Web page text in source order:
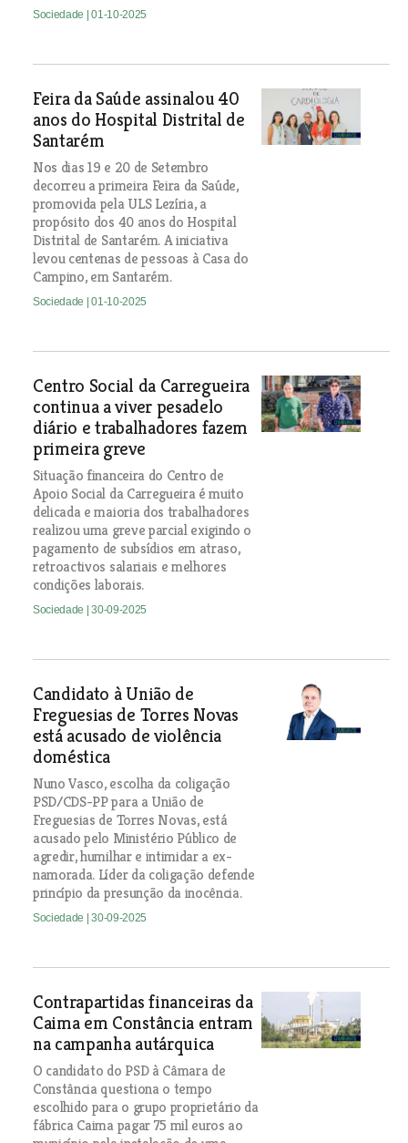
Sociedade | 01-10-2025
Feira da Saúde assinalou 40
anos do Hospital Distrital de
Santarém
Nos dias 19 e 20 de Setembro
decorreu a primeira Feira da Saúde,
promovida pela ULS Lezíria, a
propósito dos 40 anos do Hospital
Distrital de Santarém. A iniciativa
levou centenas de pessoas à Casa do
Campino, em Santarém.
Sociedade | 01-10-2025
Centro Social da Carregueira
continua a viver pesadelo
diário e trabalhadores fazem
primeira greve
Situação financeira do Centro de
Apoio Social da Carregueira é muito
delicada e maioria dos trabalhadores
realizou uma greve parcial exigindo o
pagamento de subsídios em atraso,
retroactivos salariais e melhores
condições laborais.
Sociedade | 30-09-2025
Candidato à União de
Freguesias de Torres Novas
está acusado de violência
doméstica
Nuno Vasco, escolha da coligação
PSD/CDS-PP para a União de
Freguesias de Torres Novas, está
acusado pelo Ministério Público de
agredir, humilhar e intimidar a ex-
namorada. Líder da coligação defende
princípio da presunção da inocência.
Sociedade | 30-09-2025
Contrapartidas financeiras da
Caima em Constância entram
na campanha autárquica
O candidato do PSD à Câmara de
Constância questiona o tempo
escolhido para o grupo proprietário da
fábrica Caima pagar 75 mil euros ao